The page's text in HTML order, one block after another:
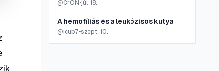
@CrON •júl. 18.
A hemofíliás és a leukózisos kutya
@icub7•szept. 10.